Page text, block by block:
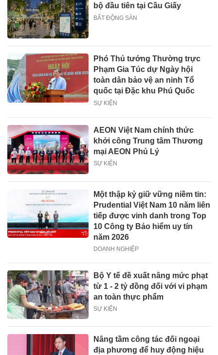
bộ đầu tiên tại Cầu Giấy
BẤT ĐỘNG SẢN
Phó Thủ tướng Thường trực
Phạm Gia Túc dự Ngày hội
toàn dân bảo vệ an ninh Tổ
quốc tại Đặc khu Phú Quốc
SỰ KIỆN
AEON Việt Nam chính thức
khởi công Trung tâm Thương
mại AEON Phủ Lý
SỰ KIỆN
Một thập kỷ giữ vững niềm tin:
Prudential Việt Nam 10 năm liên
tiếp được vinh danh trong Top
10 Công ty Bảo hiểm uy tín
năm 2026
DOANH NGHIỆP
Bộ Y tế đề xuất nâng mức phạt
từ 1 - 2 tỷ đồng đối với vi phạm
an toàn thực phẩm
SỰ KIỆN
Nâng tầm công tác đối ngoại
địa phương để huy động hiệu